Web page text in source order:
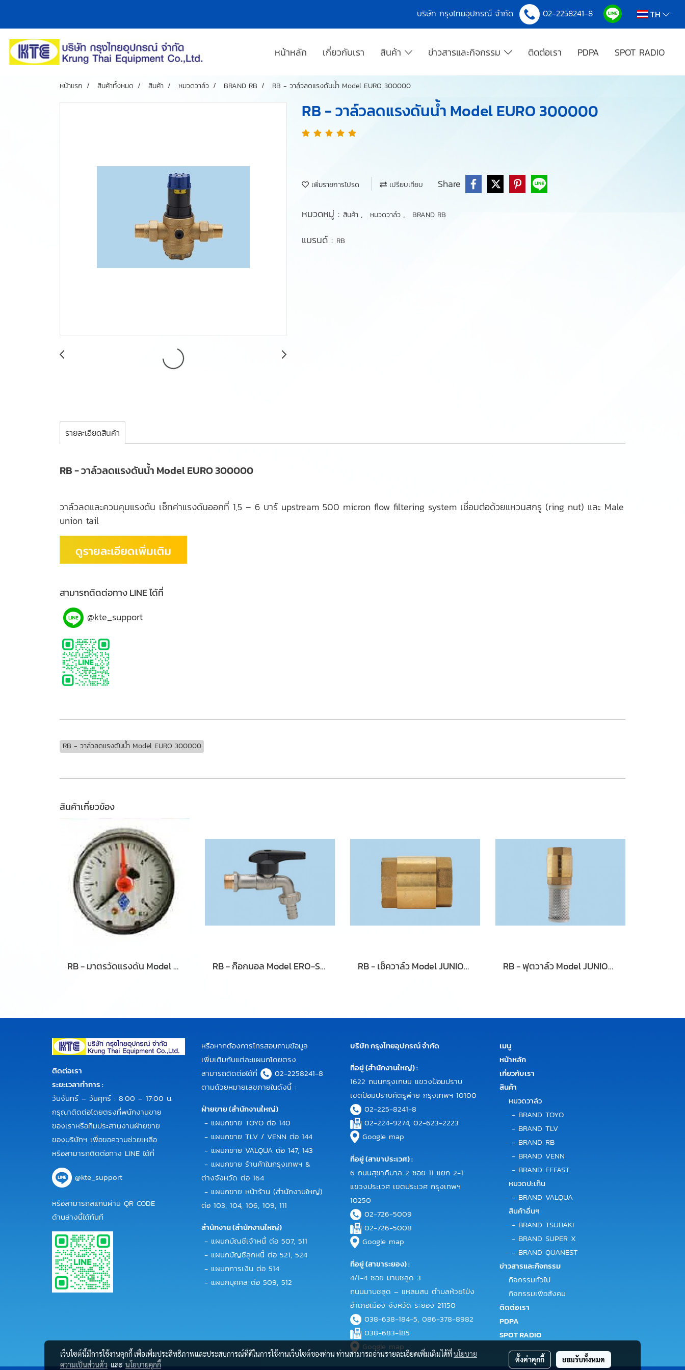
บริษัท กรุงไทยอุปกรณ์ จำกัด 02-2258241-8 TH
หน้าหลัก เกี่ยวกับเรา สินค้า ข่าวสารและกิจกรรม ติดต่อเรา PDPA SPOT RADIO
หน้าแรก สินค้าทั้งหมด สินค้า หมวดวาล์ว BRAND RB RB - วาล์วลดแรงดันน้ำ Model EURO 300000
RB - วาล์วลดแรงดันน้ำ Model EURO 300000
เพิ่มรายการโปรด เปรียบเทียบ Share
หมวดหมู่ : สินค้า , หมวดวาล์ว , BRAND RB
แบรนด์ : RB
รายละเอียดสินค้า
RB - วาล์วลดแรงดันน้ำ Model EURO 300000
วาล์วลดและควบคุมแรงดัน เซ็ทค่าแรงดันออกที่ 1,5 – 6 บาร์ upstream 500 micron flow filtering system เชื่อมต่อด้วยแหวนสกรู (ring nut) และ Male
union tail
สามารถติดต่อทาง LINE ได้ที่
@kte_support
RB - วาล์วลดแรงดันน้ำ Model EURO 300000
สินค้าเกี่ยวข้อง
RB - มาตรวัดแรงดัน Model 300904 RB - ก๊อกบอล Model ERO-SFER 4904 RB - เช็ควาล์ว Model JUNIORBLOCK 100200 RB - ฟุตวาล์ว Model JUNIORBLOCK 100300
ติดต่อเรา
ระยะเวลาทำการ :
วันจันทร์ – วันศุกร์ : 8:00 – 17:00 น.
กรุณาติดต่อโดยตรงที่พนักงานขาย
ของเราหรือทีมประสานงานฝ่ายขาย
ของบริษัทฯ เพื่อขอความช่วยเหลือ
หรือสามารถติดต่อทาง LINE ได้ที่
@kte_support
หรือสามารถสแกนผ่าน QR CODE
ด้านล่างนี้ได้ทันที
หรือหากต้องการโทรสอบถามข้อมูล
เพิ่มเติมกับแต่ละแผนกโดยตรง
สามารถติดต่อได้ที่
02-2258241-8
ตามด้วยหมายเลขภายในดังนี้ :
ฝ่ายขาย (สำนักงานใหญ่)
- แผนกขาย TOYO ต่อ 140
- แผนกขาย TLV / VENN ต่อ 144
- แผนกขาย VALQUA ต่อ 147, 143
- แผนกขาย ร้านค้าในกรุงเทพฯ &
ต่างจังหวัด ต่อ 164
- แผนกขาย หน้าร้าน (สำนักงานใหญ่)
ต่อ 103, 104, 106, 109, 111
สำนักงาน (สำนักงานใหญ่)
- แผนกบัญชีเจ้าหนี้ ต่อ 507, 511
- แผนกบัญชีลูกหนี้ ต่อ 521, 524
- แผนกการเงิน ต่อ 514
- แผนกบุคคล ต่อ 509, 512
บริษัท กรุงไทยอุปกรณ์ จำกัด
ที่อยู่ (สำนักงานใหญ่) :
1622 ถนนกรุงเกษม แขวงป้อมปราบ
เขตป้อมปราบศัตรูพ่าย กรุงเทพฯ 10100
02-225-8241-8
02-224-9274, 02-623-2223
Google map
ที่อยู่ (สาขาประเวศ) :
6 ถนนสุขาภิบาล 2 ซอย 11 แยก 2-1
แขวงประเวศ เขตประเวศ กรุงเทพฯ
10250
02-726-5009
02-726-5008
Google map
ที่อยู่ (สาขาระยอง) :
4/1-4 ซอย มาบชลูด 3
ถนนมาบชลูด – แหลมสน ตำบลห้วยโป่ง
อำเภอเมือง จังหวัด ระยอง 21150
038-638-184-5, 086-378-8982
038-683-185
Google map
เมนู
หน้าหลัก
เกี่ยวกับเรา
สินค้า
หมวดวาล์ว
- BRAND TOYO
- BRAND TLV
- BRAND RB
- BRAND VENN
- BRAND EFFAST
หมวดปะเก็น
- BRAND VALQUA
สินค้าอื่นๆ
- BRAND TSUBAKI
- BRAND SUPER X
- BRAND QUANEST
ข่าวสารและกิจกรรม
กิจกรรมทั่วไป
กิจกรรมเพื่อสังคม
ติดต่อเรา
PDPA
SPOT RADIO
เว็บไซต์นี้มีการใช้งานคุกกี้ เพื่อเพิ่มประสิทธิภาพและประสบการณ์ที่ดีในการใช้งานเว็บไซต์ของท่าน ท่านสามารถอ่านรายละเอียดเพิ่มเติมได้ที่นโยบาย
ความเป็นส่วนตัว และ นโยบายคุกกี้
ตั้งค่าคุกกี้ ยอมรับทั้งหมด